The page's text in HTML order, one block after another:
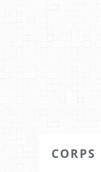
CORPS